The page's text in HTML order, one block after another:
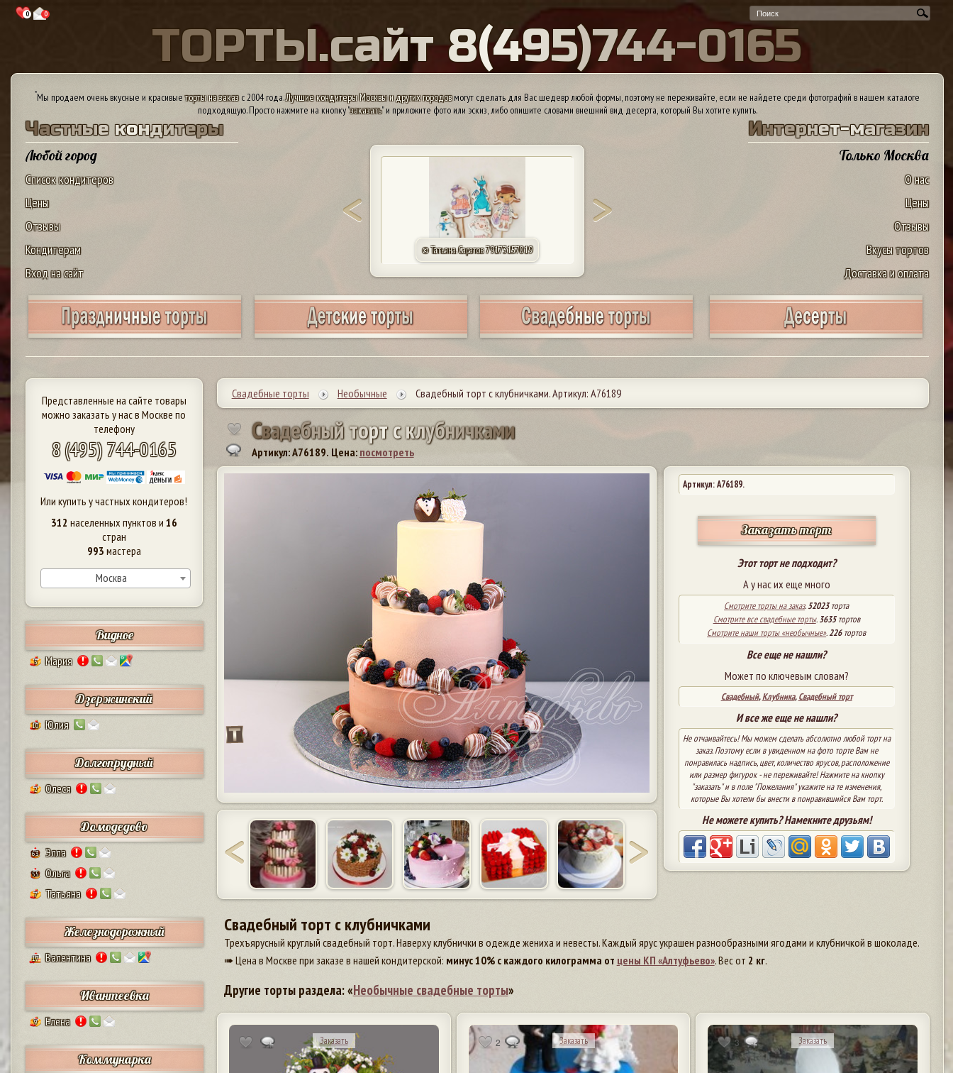
0 0
ТОРТЫ.сайт 8(495)744-0165
*Мы продаем очень вкусные и красивыеторты на заказс 2004 года.Лучшие кондитеры Москвы и других городовмогут сделать для Вас шедевр любой формы, поэтому не переживайте, если не найдете среди фотографий в нашем каталоге
подходящую. Просто нажмите на кнопку "заказать" и приложите фото или эскиз, либо опишите словами внешний вид десерта, который Вы хотите купить.
Частные кондитеры
Любой город
Список кондитеров
Цены
Отзывы
Кондитерам
Вход на сайт
Интернет-магазин
Только Москва
О нас
Цены
Отзывы
Вкусы тортов
Доставка и оплата
© КП «Алтуфьево». Москва 84957440165
Представленные на сайте товары
можно заказать у нас в Москве по
телефону
8 (495) 744-0165
Или купить у частных кондитеров!
312 населенных пунктов и 16
стран
993 мастера
Москва
Видное
5 Мария
Дзержинский
10 Юлия
Долгопрудный
2 Олеся
Домодедово
63 Элла
55 Ольга
7 Татьяна
Железнодорожный
17 Валентина
Ивантеевка
9 Елена
Коммунарка
Свадебные торты Необычные Свадебный торт с клубничками. Артикул: А76189
Свадебныйтортсклубничками
Артикул: A76189. Цена: посмотреть
Артикул: A76189.
Заказать торт
Этот торт не подходит?
А у нас их еще много
Смотрите торты на заказ.52023торта
Смотрите все свадебные торты.3635тортов
Смотрите наши торты «необычные».226тортов
Все еще не нашли?
Может по ключевым словам?
Свадебный,Клубника,Свадебный торт
И все же еще не нашли?
Не отчаивайтесь! Мы можем сделать абсолютно любой торт на
заказ. Поэтому если в увиденном на фото торте Вам не
понравилась надпись, цвет, количество ярусов, расположение
или размер фигурок - не переживайте! Нажмите на кнопку
"заказать" и в поле "Пожелания" укажите на те изменения,
которые Вы хотели бы внести в понравившийся Вам торт.
Не можете купить? Намекните друзьям!
Свадебный торт с клубничками
Трехъярусный круглый свадебный торт. Наверху клубнички в одежде жениха и невесты. Каждый ярус украшен разнообразными ягодами и клубничкой в шоколаде.
➠ Цена в Москве при заказе в нашей кондитерской: минус 10% с каждого килограмма от цены КП «Алтуфьево». Вес от 2 кг.
Другие торты раздела: «Необычные свадебные торты»
Заказать 2 Заказать 3 Заказать